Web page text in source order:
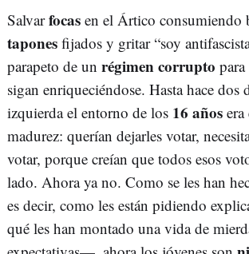
Salvarfocas en el Ártico consumiendo
tapones fijados y gritar “soy
parapeto de un régimen corrupto
sigan enriqueciéndose. Hasta hace dos
izquierda el entorno de los 16 años
madurez: querían dejarles votar,
votar, porque creían que todos esos
lado. Ahora ya no. Como se les han
es decir, como les están pidiendo
qué les han montado una vida de